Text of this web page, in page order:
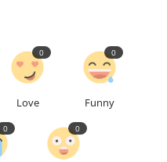
Love
0
Funny
0
0 0